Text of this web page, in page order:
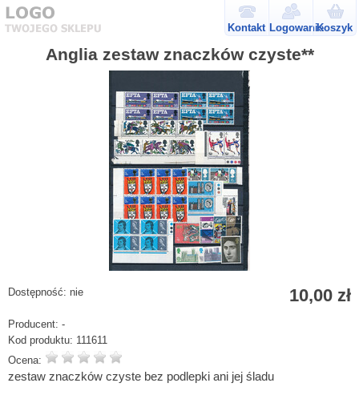
Kontakt LogowanieKoszyk
Anglia zestaw znaczków czyste**
10,00 zł
Dostępność: nie
Producent: -
Kod produktu: 111611
Ocena:
zestaw znaczków czyste bez podlepki ani jej śladu